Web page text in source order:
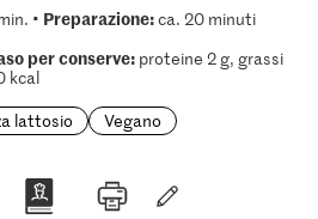
• Preparazione:ca. 20 minuti
per conserve:proteine 2 g, grassi
kcal
lattosio Vegano